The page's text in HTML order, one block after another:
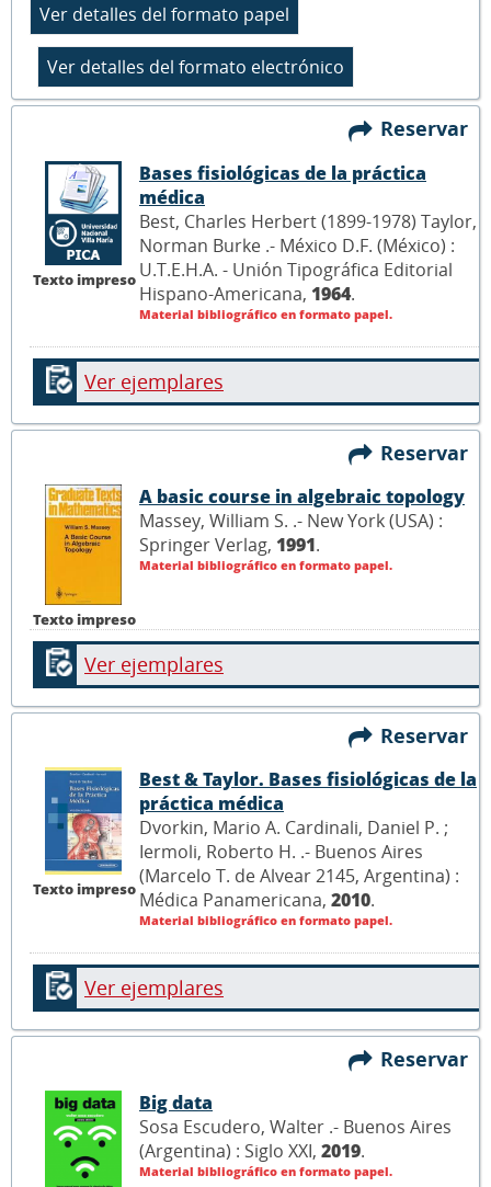
Reservar
Texto impreso
Bases fisiológicas de la práctica
médica
Best, Charles Herbert (1899-1978) Taylor,
Norman Burke .- México D.F. (México) :
U.T.E.H.A. - Unión Tipográfica Editorial
Hispano-Americana, 1964.
Material bibliográfico en formato papel.
Ver ejemplares
Reservar
Texto impreso
A basic course in algebraic topology
Massey, William S. .- New York (USA) :
Springer Verlag, 1991.
Material bibliográfico en formato papel.
Ver ejemplares
Reservar
Texto impreso
Best & Taylor. Bases fisiológicas de la
práctica médica
Dvorkin, Mario A. Cardinali, Daniel P. ;
Iermoli, Roberto H. .- Buenos Aires
(Marcelo T. de Alvear 2145, Argentina) :
Médica Panamericana, 2010.
Material bibliográfico en formato papel.
Ver ejemplares
Reservar
Big data
Sosa Escudero, Walter .- Buenos Aires
(Argentina) : Siglo XXI, 2019.
Material bibliográfico en formato papel.